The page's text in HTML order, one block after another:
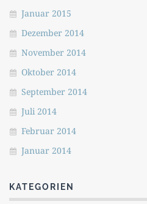
Januar 2015
Dezember 2014
November 2014
Oktober 2014
September 2014
Juli 2014
Februar 2014
Januar 2014
KATEGORIEN